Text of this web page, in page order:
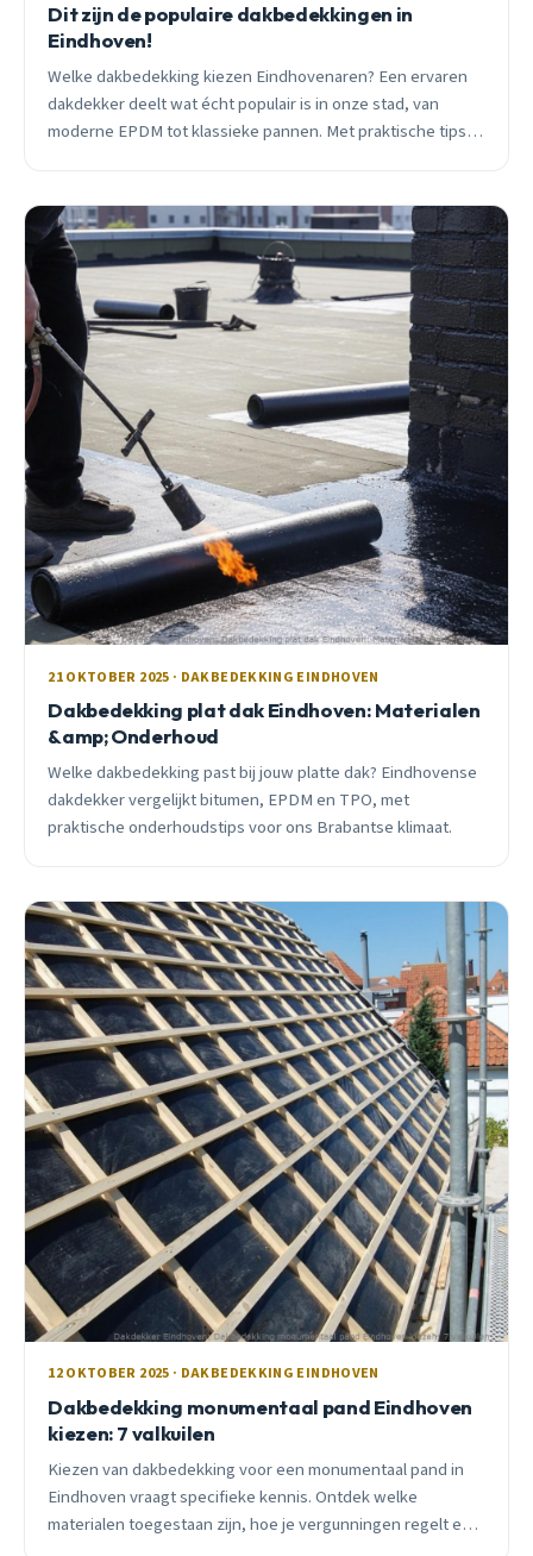
Dit zijn de populaire dakbedekkingen in
Eindhoven!
Welke dakbedekking kiezen Eindhovenaren? Een ervaren
dakdekker deelt wat écht populair is in onze stad, van
moderne EPDM tot klassieke pannen. Met praktische tips
21 OKTOBER 2025 · DAKBEDEKKING EINDHOVEN
Dakbedekking plat dak Eindhoven: Materialen
&amp; Onderhoud
Welke dakbedekking past bij jouw platte dak? Eindhovense
dakdekker vergelijkt bitumen, EPDM en TPO, met
praktische onderhoudstips voor ons Brabantse klimaat.
12 OKTOBER 2025 · DAKBEDEKKING EINDHOVEN
Dakbedekking monumentaal pand Eindhoven
kiezen: 7 valkuilen
Kiezen van dakbedekking voor een monumentaal pand in
Eindhoven vraagt specifieke kennis. Ontdek welke
materialen toegestaan zijn, hoe je vergunningen regelt en